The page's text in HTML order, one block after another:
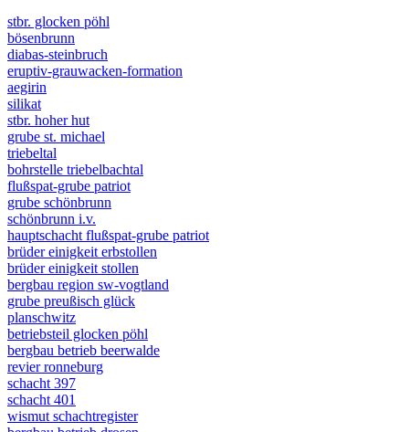
stbr. glocken pöhl
bösenbrunn
diabas-steinbruch
eruptiv-grauwacken-formation
aegirin
silikat
stbr. hoher hut
grube st. michael
triebeltal
bohrstelle triebelbachtal
flußspat-grube patriot
grube schönbrunn
schönbrunn i.v.
hauptschacht flußspat-grube patriot
brüder einigkeit erbstollen
brüder einigkeit stollen
bergbau region sw-vogtland
grube preußisch glück
planschwitz
betriebsteil glocken pöhl
bergbau betrieb beerwalde
revier ronneburg
schacht 397
schacht 401
wismut schachtregister